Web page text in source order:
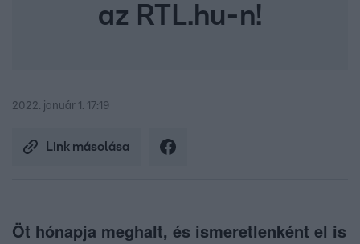
az RTL.hu-n!
2022. január 1. 17:19
Link másolása
Öt hónapja meghalt, és ismeretlenként el is